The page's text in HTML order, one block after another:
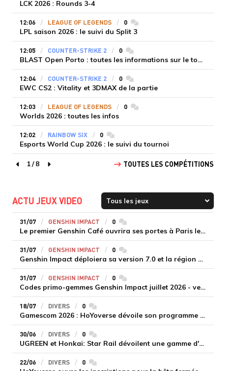
LCK 2026 : Rounds 3-4
12:06 LEAGUE OF LEGENDS 0commentaires
LPL saison 2026 : le suivi du Split 3
12:05 COUNTER-STRIKE 2 0commentaires
BLAST Open Porto : toutes les informations sur le tournoi
12:04 COUNTER-STRIKE 2 0commentaires
EWC CS2 : Vitality et 3DMAX de la partie
12:03 LEAGUE OF LEGENDS 0commentaires
Worlds 2026 : toutes les infos
12:02 RAINBOW SIX 0commentaires
Esports World Cup 2026 : le suivi du tournoi
page précédente
1/8
page suivante
TOUTES LES COMPÉTITIONS
ACTU JEUX VIDEO
31/07 GENSHIN IMPACT 0commentaires
Le premier Genshin Café ouvrira ses portes à Paris le 14 août
31/07 GENSHIN IMPACT 0commentaires
Genshin Impact déploiera sa version 7.0 et la région de Snezhnaya le 12 août
31/07 GENSHIN IMPACT 0commentaires
Codes primo-gemmes Genshin Impact juillet 2026 - version 7.0
18/07 DIVERS 0commentaires
Gamescom 2026 : HoYoverse dévoile son programme et présente deux nouveaux jeux inédits
30/06 DIVERS 0commentaires
UGREEN et Honkai: Star Rail dévoilent une gamme d'accessoires de recharge en édition limitée
22/06 DIVERS 0commentaires